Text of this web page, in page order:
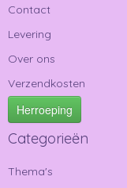
Contact
Levering
Over ons
Verzendkosten
Herroeping
Categorieën
Thema's